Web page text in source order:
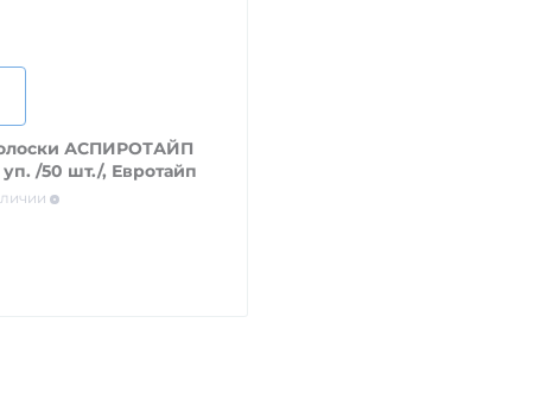
АСПИРОТАЙП
уп. /50 шт./, Евротайп